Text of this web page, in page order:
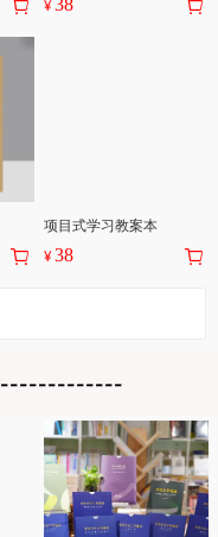
¥38
项目式学习教案本
¥38